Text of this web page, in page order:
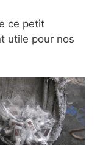
ce petit
utile pour nos